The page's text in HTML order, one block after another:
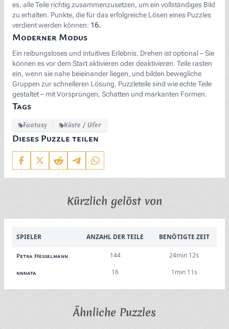
es, alle Teile richtig zusammenzusetzen, um ein vollständiges Bild
zu erhalten. Punkte, die für das erfolgreiche Lösen eines Puzzles
verdient werden können: 16.
Moderner Modus
Ein reibungsloses und intuitives Erlebnis. Drehen ist optional – Sie
können es vor dem Start aktivieren oder deaktivieren. Teile rasten
ein, wenn sie nahe beieinander liegen, und bilden bewegliche
Gruppen zur schnelleren Lösung. Puzzleteile sind wie echte Teile
gestaltet – mit Vorsprüngen, Schatten und markanten Formen.
Tags
Fantasy Küste / Ufer
Dieses Puzzle teilen
Kürzlich gelöst von
SPIELER ANZAHL DER TEILE BENÖTIGTE ZEIT
Petra Hesselmann 144 24min 12s
nnnata 16 1min 11s
Ähnliche Puzzles